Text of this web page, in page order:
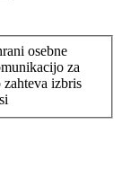
osebne
za
izbris